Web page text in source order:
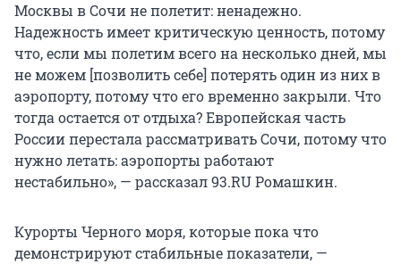
Москвы в Сочи не полетит: ненадежно.
Надежность имеет критическую ценность, потому
что, если мы полетим всего на несколько дней, мы
не можем [позволить себе] потерять один из них в
аэропорту, потому что его временно закрыли. Что
тогда остается от отдыха? Европейская часть
России перестала рассматривать Сочи, потому что
нужно летать: аэропорты работают
нестабильно», — рассказал 93.RU Ромашкин.
Курорты Черного моря, которые пока что
демонстрируют стабильные показатели, —